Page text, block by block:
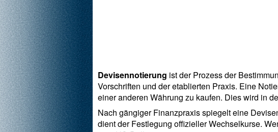
Devisennotierung ist der Prozess der
Vorschriften und der etablierten Praxis. Eine
einer anderen Währung zu kaufen. Dies wird in
Nach gängiger Finanzpraxis spiegelt eine
dient der Festlegung offizieller Wechselkurse.